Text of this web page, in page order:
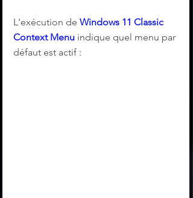
L'exécution de Windows 11 Classic
Context Menu indique quel menu par
défaut est actif :